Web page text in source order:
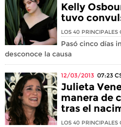
Kelly
tuvo
LOS 40 PRINCIPALES
Pasó cinco días
desconoce la causa
12/03/2013 07:23
Julieta
manera de
tras el
LOS 40 PRINCIPALES